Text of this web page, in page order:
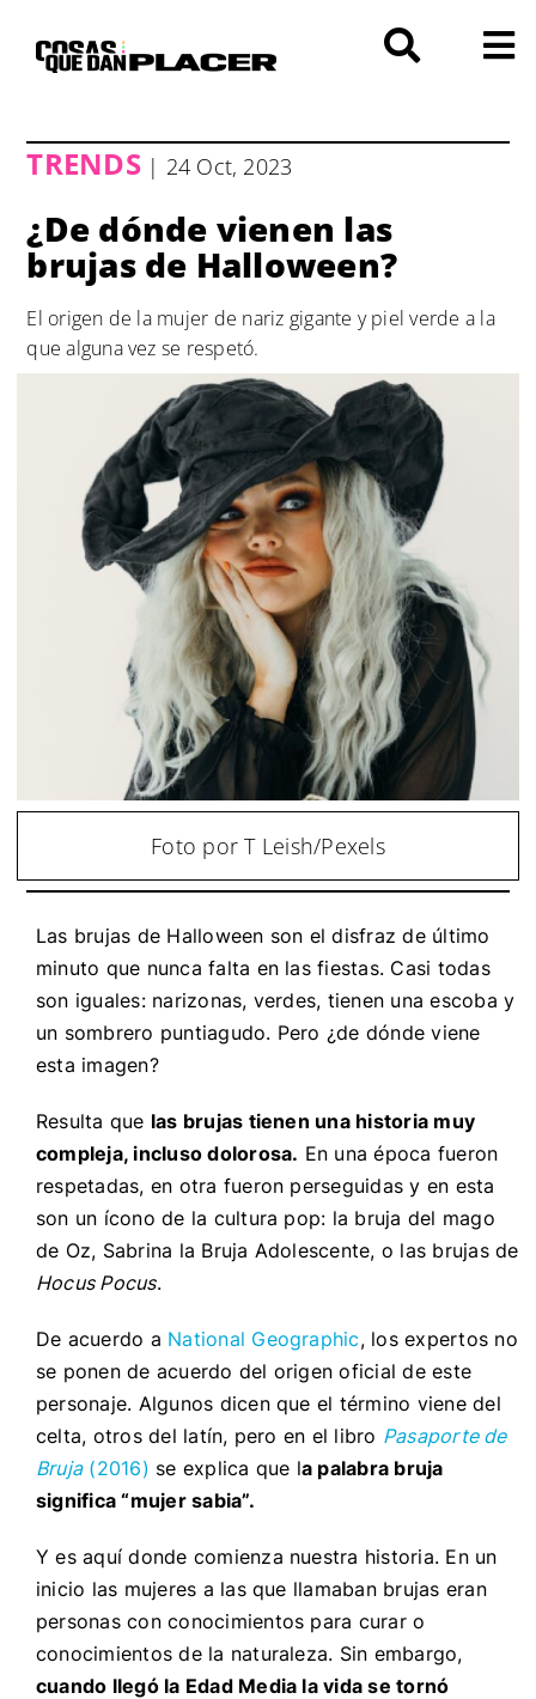
contenido
TRENDS| 24 Oct, 2023
¿De dónde vienen las
brujas de Halloween?
El origen de la mujer de nariz gigante y piel verde a la
que alguna vez se respetó.
Foto por T Leish/Pexels
Las brujas de Halloween son el disfraz de último
minuto que nunca falta en las fiestas. Casi todas
son iguales: narizonas, verdes, tienen una escoba y
un sombrero puntiagudo. Pero ¿de dónde viene
esta imagen?
Resulta que las brujas tienen una historia muy
compleja, incluso dolorosa. En una época fueron
respetadas, en otra fueron perseguidas y en esta
son un ícono de la cultura pop: la bruja del mago
de Oz, Sabrina la Bruja Adolescente, o las brujas de
Hocus Pocus.
De acuerdo a National Geographic, los expertos no
se ponen de acuerdo del origen oficial de este
personaje. Algunos dicen que el término viene del
celta, otros del latín, pero en el libro Pasaporte de
Bruja(2016) se explica que la palabra bruja
significa “mujer sabia”.
Y es aquí donde comienza nuestra historia. En un
inicio las mujeres a las que llamaban brujas eran
personas con conocimientos para curar o
conocimientos de la naturaleza. Sin embargo,
cuando llegó la Edad Media la vida se tornó